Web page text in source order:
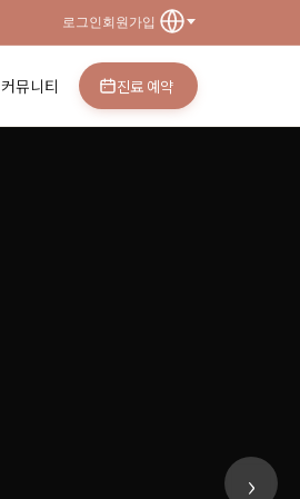
로그인 회원가입
커뮤니티 진료 예약
›